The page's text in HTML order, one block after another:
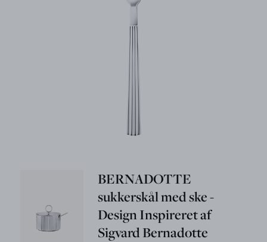
BERNADOTTE
sukkerskål med ske -
Design Inspireret af
Sigvard Bernadotte